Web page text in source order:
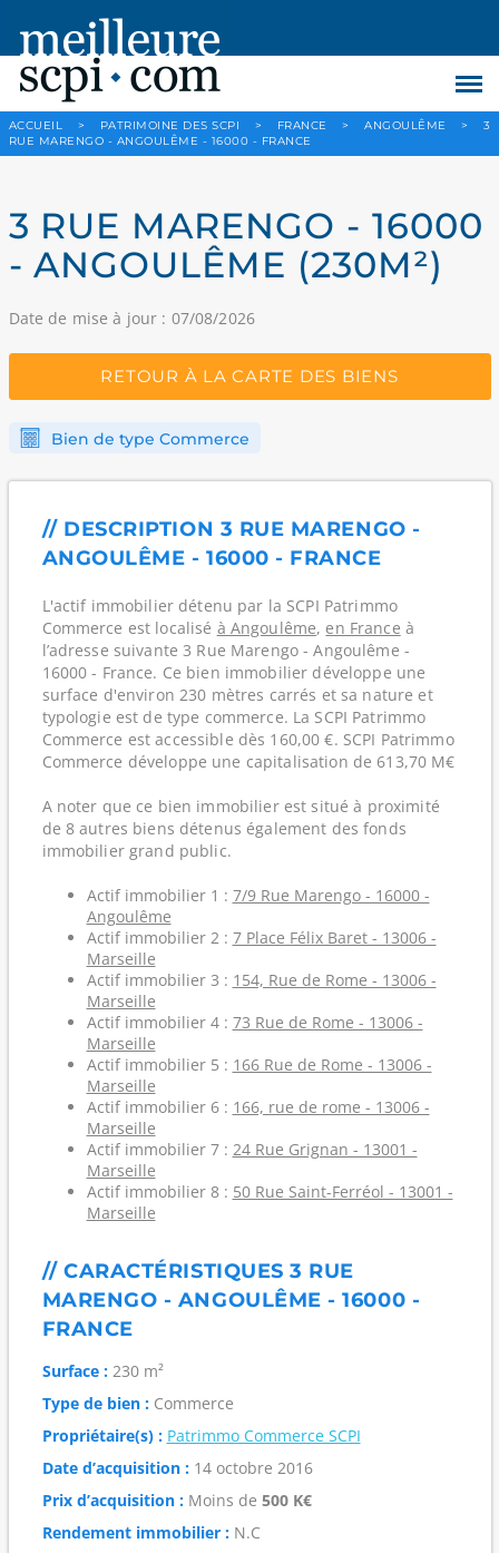
ACCUEIL > PATRIMOINE DES SCPI > FRANCE > ANGOULÊME >
3
RUE MARENGO - ANGOULÊME - 16000 - FRANCE
3 RUE MARENGO - 16000
- ANGOULÊME (230M²)
Date de mise à jour : 07/08/2026
RETOUR À LA CARTE DES BIENS
Bien de type Commerce
// DESCRIPTION 3 RUE MARENGO -
ANGOULÊME - 16000 - FRANCE
L'actif immobilier détenu par la SCPI Patrimmo
Commerce est localisé à Angoulême, en France à
l’adresse suivante 3 Rue Marengo - Angoulême -
16000 - France. Ce bien immobilier développe une
surface d'environ 230 mètres carrés et sa nature et
typologie est de type commerce. La SCPI Patrimmo
Commerce est accessible dès 160,00 €. SCPI Patrimmo
Commerce développe une capitalisation de 613,70 M€
A noter que ce bien immobilier est situé à proximité
de 8 autres biens détenus également des fonds
immobilier grand public.
Actif immobilier 1 : 7/9 Rue Marengo - 16000 -
Angoulême
Actif immobilier 2 : 7 Place Félix Baret - 13006 -
Marseille
Actif immobilier 3 : 154, Rue de Rome - 13006 -
Marseille
Actif immobilier 4 : 73 Rue de Rome - 13006 -
Marseille
Actif immobilier 5 : 166 Rue de Rome - 13006 -
Marseille
Actif immobilier 6 : 166, rue de rome - 13006 -
Marseille
Actif immobilier 7 : 24 Rue Grignan - 13001 -
Marseille
Actif immobilier 8 : 50 Rue Saint-Ferréol - 13001 -
Marseille
// CARACTÉRISTIQUES 3 RUE
MARENGO - ANGOULÊME - 16000 -
FRANCE
Surface :230 m²
Type de bien :Commerce
Propriétaire(s) : Patrimmo Commerce SCPI
Date d’acquisition :14 octobre 2016
Prix d’acquisition :Moins de 500 K€
Rendement immobilier :N.C